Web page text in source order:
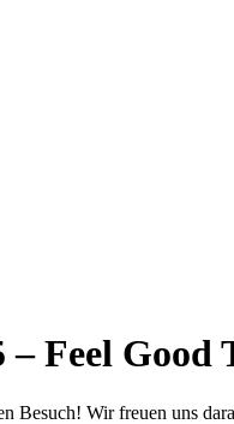
Feel Good
Wir freuen uns